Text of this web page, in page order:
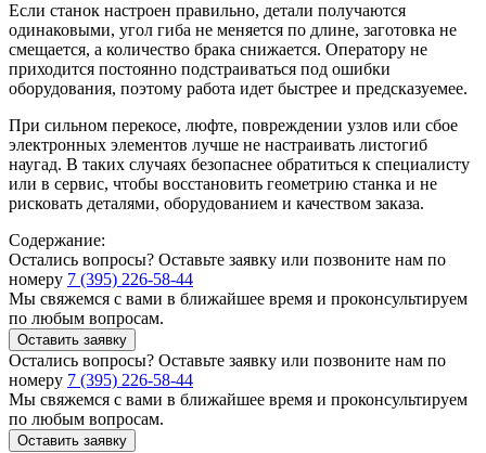
Если станок настроен правильно, детали получаются
одинаковыми, угол гиба не меняется по длине, заготовка не
смещается, а количество брака снижается. Оператору не
приходится постоянно подстраиваться под ошибки
оборудования, поэтому работа идет быстрее и предсказуемее.
При сильном перекосе, люфте, повреждении узлов или сбое
электронных элементов лучше не настраивать листогиб
наугад. В таких случаях безопаснее обратиться к специалисту
или в сервис, чтобы восстановить геометрию станка и не
рисковать деталями, оборудованием и качеством заказа.
Содержание:
Остались вопросы? Оставьте заявку или позвоните нам по
номеру 7 (395) 226-58-44
Мы свяжемся с вами в ближайшее время и проконсультируем
по любым вопросам.
Оставить заявку
Остались вопросы? Оставьте заявку или позвоните нам по
номеру 7 (395) 226-58-44
Мы свяжемся с вами в ближайшее время и проконсультируем
по любым вопросам.
Оставить заявку